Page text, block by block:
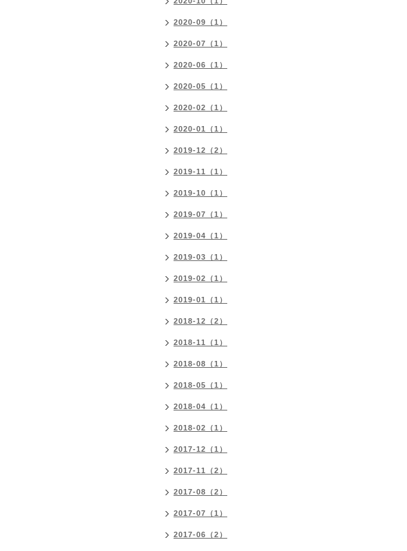
2020-09（1）
2020-07（1）
2020-06（1）
2020-05（1）
2020-02（1）
2020-01（1）
2019-12（2）
2019-11（1）
2019-10（1）
2019-07（1）
2019-04（1）
2019-03（1）
2019-02（1）
2019-01（1）
2018-12（2）
2018-11（1）
2018-08（1）
2018-05（1）
2018-04（1）
2018-02（1）
2017-12（1）
2017-11（2）
2017-08（2）
2017-07（1）
2017-06（2）